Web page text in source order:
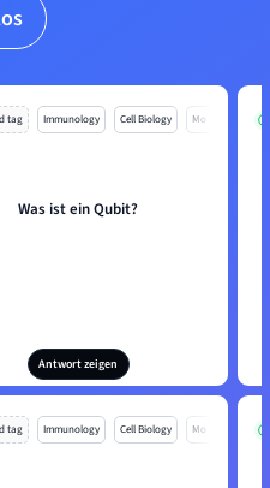
tag Immunology Cell Biology Mo
Was ist ein Qubit?
Antwort zeigen
tag Immunology Cell Biology Mo